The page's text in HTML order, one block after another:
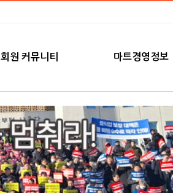
회원 커뮤니티 마트경영정보